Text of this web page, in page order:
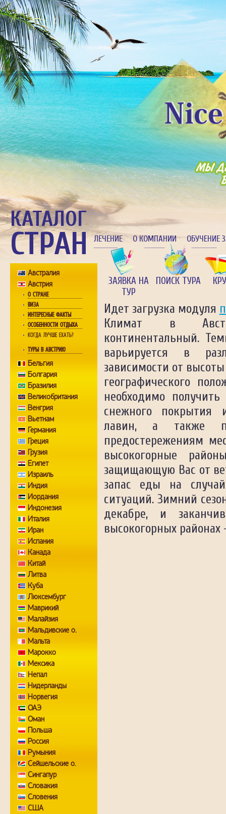
ЛЕЧЕНИЕ О КОМПАНИИ ОБУЧЕНИЕ
КАТАЛОГ
СТРАН
Австралия
Австрия
О СТРАНЕ
ВИЗА
ИНТЕРЕСНЫЕ ФАКТЫ
ОСОБЕННОСТИ ОТДЫХА
КОГДА ЛУЧШЕ ЕХАТЬ?
ТУРЫ В АВСТРИЮ
Бельгия
Болгария
Бразилия
Великобритания
Венгрия
Вьетнам
Германия
Греция
Грузия
Египет
Израиль
Индия
Иордания
Индонезия
Италия
Иран
Испания
Канада
Китай
Литва
Куба
Люксембург
Маврикий
Малайзия
Мальдивские о.
Мальта
Марокко
Мексика
Непал
Нидерланды
Норвегия
ОАЭ
Оман
Польша
Россия
Румыния
Сейшельские о.
Сингапур
Словакия
Словения
США
ЗАЯВКА НА
ТУР
ПОИСК ТУРА
Идет загрузка модуля
Климат в
континентальный.
варьируется в
зависимости от
географического
необходимо
снежного покрытия
лавин, а также
предостережениям
высокогорные
защищающую Вас от
запас еды на
ситуаций. Зимний
декабре, и
высокогорных